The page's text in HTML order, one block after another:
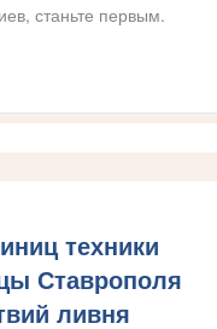
станьте первым.
техники
Ставрополя
ливня